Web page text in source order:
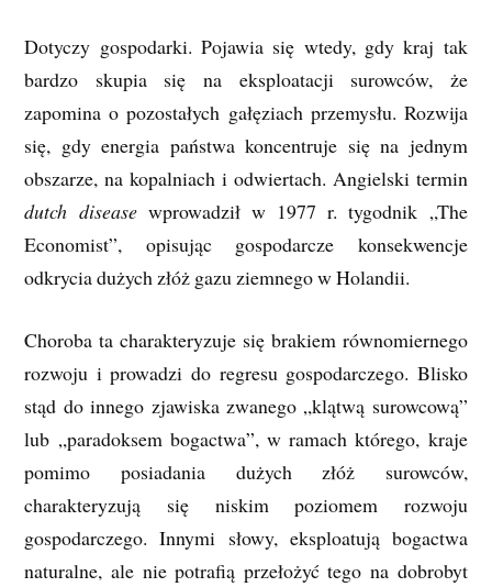
Dotyczy gospodarki. Pojawia się wtedy, gdy kraj tak
bardzo skupia się na eksploatacji surowców, że
zapomina o pozostałych gałęziach przemysłu. Rozwija
się, gdy energia państwa koncentruje się na jednym
obszarze, na kopalniach i odwiertach. Angielski termin
dutch diseasewprowadził w 1977 r. tygodnik „The
Economist”, opisując gospodarcze konsekwencje
odkrycia dużych złóż gazu ziemnego w Holandii.
Choroba ta charakteryzuje się brakiem równomiernego
rozwoju i prowadzi do regresu gospodarczego. Blisko
stąd do innego zjawiska zwanego „klątwą surowcową”
lub „paradoksem bogactwa”, w ramach którego, kraje
pomimo posiadania dużych złóż surowców,
charakteryzują się niskim poziomem rozwoju
gospodarczego. Innymi słowy, eksploatują bogactwa
naturalne, ale nie potrafią przełożyć tego na dobrobyt